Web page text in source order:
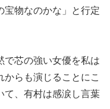
宝物なのかな」と行定
で芯の強い女優を私は
らも演じることにこ
て、有村は感涙し言葉